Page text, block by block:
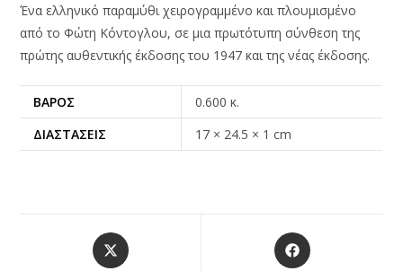
Ένα ελληνικό παραμύθι χειρογραμμένο και πλουμισμένο
από το Φώτη Κόντογλου, σε μια πρωτότυπη σύνθεση της
πρώτης αυθεντικής έκδοσης του 1947 και της νέας έκδοσης.
ΒΆΡΟΣ
0.600 κ.
ΔΙΑΣΤΆΣΕΙΣ
17 × 24.5 × 1 cm